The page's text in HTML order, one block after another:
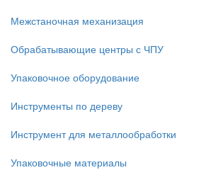
Межстаночная механизация
Обрабатывающие центры с ЧПУ
Упаковочное оборудование
Инструменты по дереву
Инструмент для металлообработки
Упаковочные материалы